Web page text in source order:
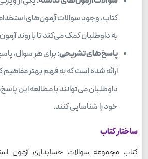
کتاب، وجود سوالات آزمون‌های
به داوطلبان کمک می‌کند تا با روند
پاسخ‌های تشریحی:برای هر سوال،
ارائه شده است که به فهم بهتر
داوطلبان می‌توانند با مطالعه این
خود را شناسایی کنند.
ساختار کتاب
کتاب مجموعه سوالات حسابداری آزمون